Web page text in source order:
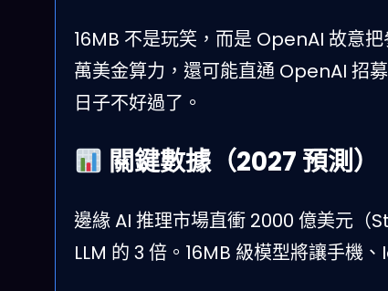
16MB 不是玩笑，而是 OpenAI 故意
萬美金算力，還可能直通 OpenAI 招
日子不好過了。
關鍵數據（2027 預測）
邊緣 AI 推理市場直衝 2000 億美元
LLM 的 3 倍。16MB 級模型將讓手機